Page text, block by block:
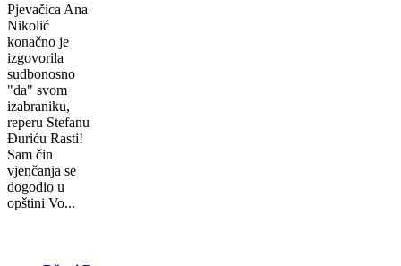
Pjevačica Ana
Nikolić
konačno je
izgovorila
sudbonosno
"da" svom
izabraniku,
reperu Stefanu
Đuriću Rasti!
Sam čin
vjenčanja se
dogodio u
opštini Vo...